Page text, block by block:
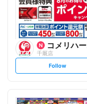
コメリハード&グリーン
千厩店
s
t
l
Follow